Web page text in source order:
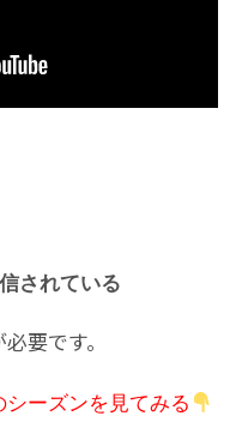
されている
要です。
ーズンを見てみる